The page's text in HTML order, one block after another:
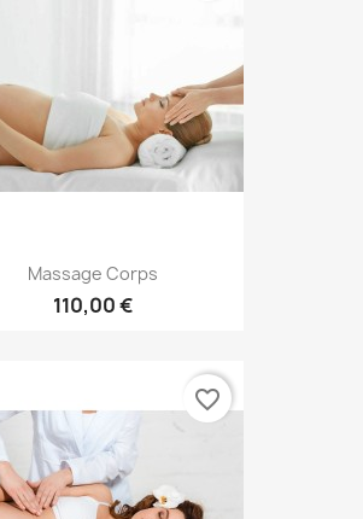
Massage Corps
110,00 €
favorite_border